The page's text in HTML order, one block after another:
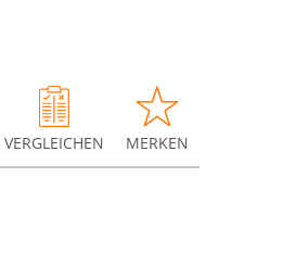
VERGLEICHEN MERKEN